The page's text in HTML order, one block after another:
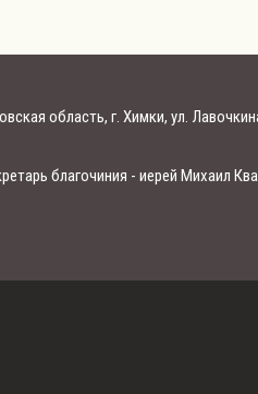
область, г. Химки, ул.
благочиния - иерей Михаил